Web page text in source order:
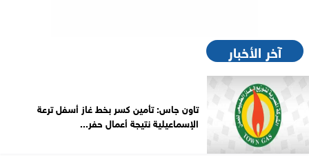
آخر الأخبار
تاون جاس: تأمين كسر بخط غاز أسفل ترعة
الإسماعيلية نتيجة أعمال حفر...